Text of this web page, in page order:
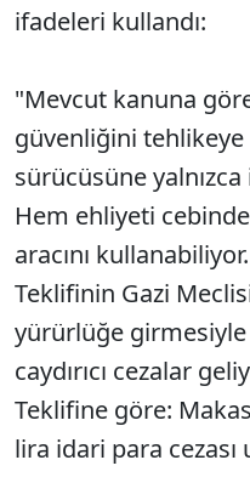
ifadeleri kullandı:
"Mevcut kanuna g
güvenliğini tehlikeye
sürücüsüne yaln
Hem ehliyeti
aracını
Teklifinin Gazi
yürürlüğe
caydırıcı cezalar
Teklifine göre:
lira idari para cezası